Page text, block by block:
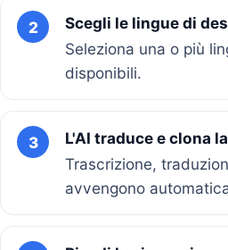
2
Scegli le lingue di
Seleziona una o più
disponibili.
3
L'AI traduce e clona
Trascrizione,
avvengono